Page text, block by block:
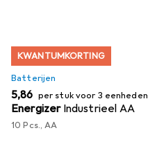
KWANTUMKORTING
Batterijen
EUR
5,86 per stuk voor 3 eenheden
Energizer Industrieel AA
10 Pcs., AA